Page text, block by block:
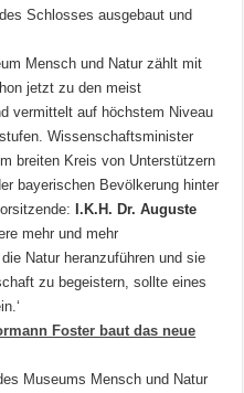
des Schlosses ausgebaut und
Mensch und Natur zählt mit
jetzt zu den meist
vermittelt auf höchstem Niveau
Wissenschaftsminister
breiten Kreis von Unterstützern
bayerischen Bevölkerung hinter
I.K.H. Dr. Auguste
mehr und mehr
Natur heranzuführen und sie
zu begeistern, sollte eines
Foster baut das neue
Museums Mensch und Natur